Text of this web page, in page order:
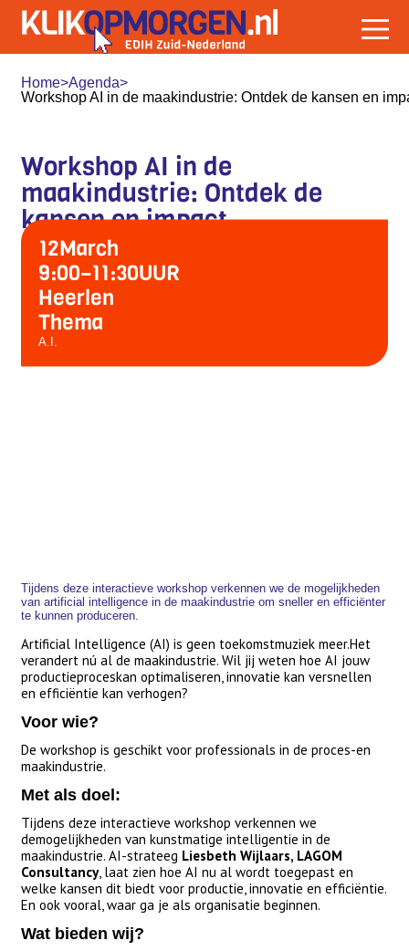
Home>Agenda>
Workshop AI in de maakindustrie: Ontdek de kansen en
Workshop AI in de
maakindustrie: Ontdek de
kansen en impact
12March
9:00–11:30UUR
Heerlen
Thema
A.I.
Tijdens deze interactieve workshop verkennen we de mogelijkheden
van artificial intelligence in de maakindustrie om sneller en efficiënter
te kunnen produceren.
Artificial Intelligence (AI) is geen toekomstmuziek meer.Het
verandert nú al de maakindustrie. Wil jij weten hoe AI jouw
productieproceskan optimaliseren, innovatie kan versnellen
en efficiëntie kan verhogen?
Voor wie?
De workshop is geschikt voor professionals in de proces-en
maakindustrie.
Met als doel:
Tijdens deze interactieve workshop verkennen we
demogelijkheden van kunstmatige intelligentie in de
maakindustrie. AI-strateeg Liesbeth Wijlaars, LAGOM
Consultancy, laat zien hoe AI nu al wordt toegepast en
welke kansen dit biedt voor productie, innovatie en efficiëntie.
En ook vooral, waar ga je als organisatie beginnen.
Wat bieden wij?